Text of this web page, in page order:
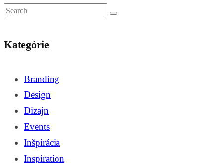
Kategórie
Branding
Design
Dizajn
Events
Inšpirácia
Inspiration